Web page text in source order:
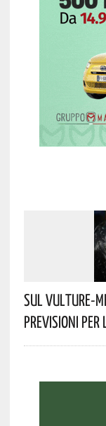
Sul Vulture-
Previsioni Per